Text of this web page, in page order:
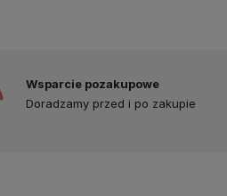
listy z poprzedniej sesji.
Wsparcie pozakupowe
Doradzamy przed i po zakupie